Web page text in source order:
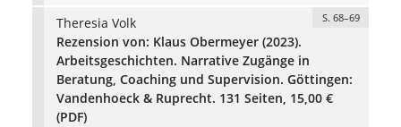
Theresia Volk
S. 68–69
Rezension von: Klaus Obermeyer (2023).
Arbeitsgeschichten. Narrative Zugänge in
Beratung, Coaching und Supervision. Göttingen:
Vandenhoeck & Ruprecht. 131 Seiten, 15,00 €
(PDF)